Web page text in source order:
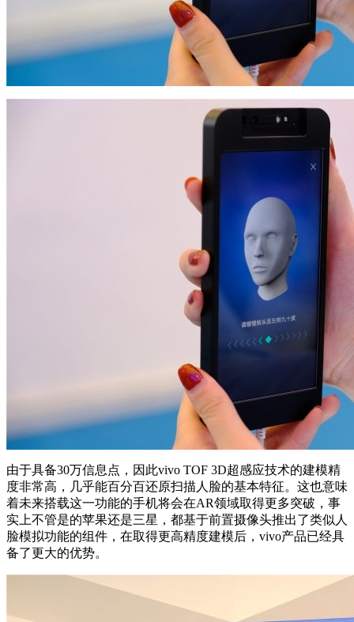
由于具备30万信息点，因此vivo TOF 3D超感应技术的建模精
度非常高，几乎能百分百还原扫描人脸的基本特征。这也意味
着未来搭载这一功能的手机将会在AR领域取得更多突破，事
实上不管是的苹果还是三星，都基于前置摄像头推出了类似人
脸模拟功能的组件，在取得更高精度建模后，vivo产品已经具
备了更大的优势。